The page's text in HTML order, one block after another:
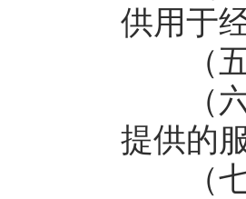
供用于
（五
（六
提供的
（七